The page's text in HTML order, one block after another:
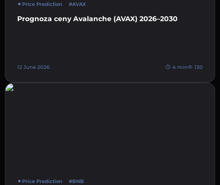
Price Prediction #AVAX
Prognoza ceny Avalanche (AVAX) 2026–2030
12 June 2026 4 min 130
Price Prediction #BNB